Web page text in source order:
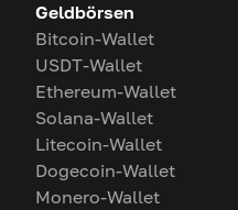
Geldbörsen
Bitcoin-Wallet
USDT-Wallet
Ethereum-Wallet
Solana-Wallet
Litecoin-Wallet
Dogecoin-Wallet
Monero-Wallet